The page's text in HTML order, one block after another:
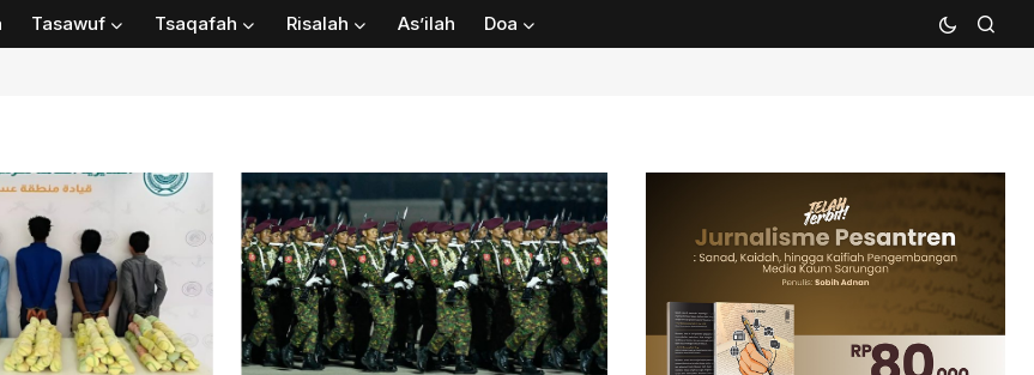
Tasawuf Tsaqafah Risalah As’ilah Doa